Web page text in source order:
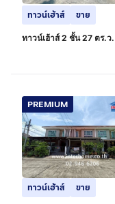
ทาวน์เฮ้าส์ ขาย
ทาวน์เฮ้าส์ 2 ชั้น 27 ตร.ว.
PREMIUM
ทาวน์เฮ้าส์ ขาย